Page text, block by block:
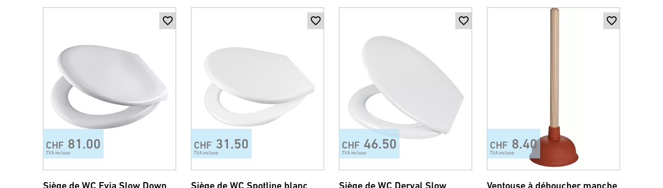
CHF 81.00
TVA incluse
CHF 31.50
TVA incluse
CHF 46.50
TVA incluse
CHF 8.40
TVA incluse